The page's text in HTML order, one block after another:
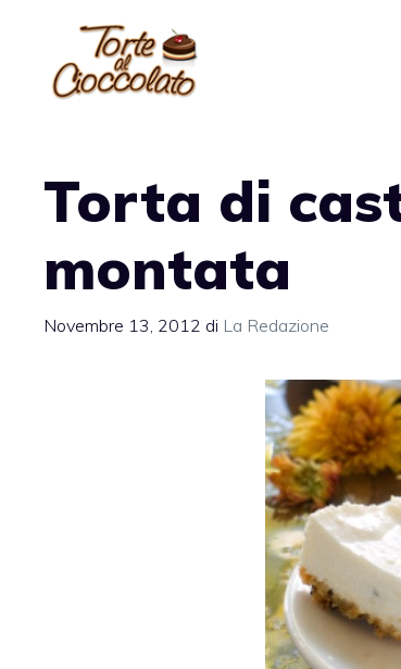
contenuto
Torta di
montata
Novembre 13, 2012 di La Redazione